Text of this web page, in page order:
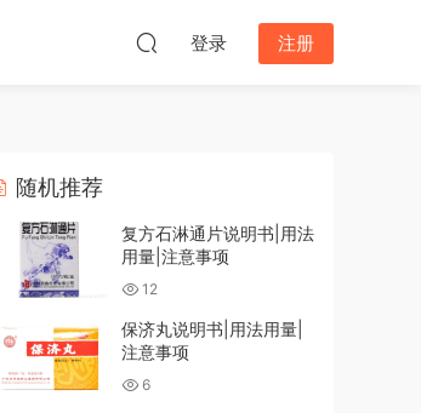
登录 注册
随机推荐
复方石淋通片说明书|用法
用量|注意事项
12
保济丸说明书|用法用量|
注意事项
6